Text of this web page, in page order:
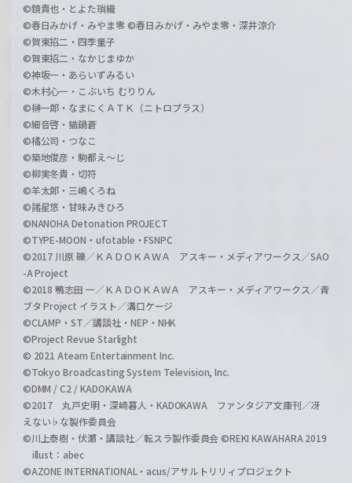
©鏡貴也・とよた瑣織
©春日みかげ・みやま零 ©春日みかげ・みやま零・深井涼介
©賀東招二・四季童子
©賀東招二・なかじまゆか
©神坂一・あらいずみるい
©木村心一・こぶいち むりりん
©榊一郎・なまにくＡＴＫ（ニトロプラス）
©細音啓・猫鍋蒼
©橘公司・つなこ
©築地俊彦・駒都え～じ
©柳実冬貴・切符
©羊太郎・三嶋くろね
©諸星悠・甘味みきひろ
©NANOHA Detonation PROJECT
©TYPE-MOON・ufotable・FSNPC
©2017 川原 礫／ＫＡＤＯＫＡＷＡ アスキー・メディアワークス／SAO
-A Project
©2018 鴨志田 一／ＫＡＤＯＫＡＷＡ アスキー・メディアワークス／青
ブタ Project イラスト／溝口ケージ
©CLAMP・ST／講談社・NEP・NHK
©Project Revue Starlight
© 2021 Ateam Entertainment Inc.
©Tokyo Broadcasting System Television, Inc.
©DMM / C2 / KADOKAWA
©2017 丸戸史明・深崎暮人・KADOKAWA ファンタジア文庫刊／冴
えない♭な製作委員会
©川上泰樹・伏瀬・講談社／転スラ製作委員会 ©REKI KAWAHARA 2019
illust：abec
©AZONE INTERNATIONAL・acus/アサルトリリィプロジェクト